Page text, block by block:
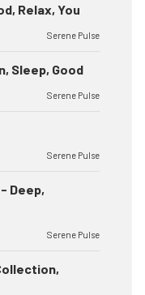
Relax, You
Serene Pulse
Sleep, Good
Serene Pulse
Serene Pulse
Deep,
Serene Pulse